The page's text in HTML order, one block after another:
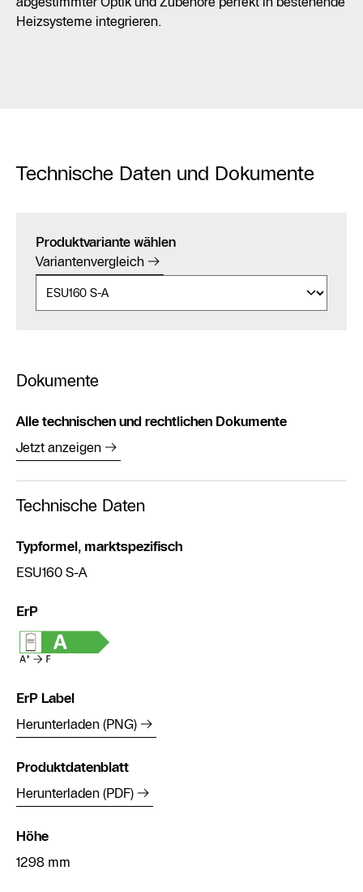
Heizsysteme integrieren.
Technische Daten und Dokumente
Produktvariante wählen
Variantenvergleich
Dokumente
Alle technischen und rechtlichen Dokumente
Jetzt anzeigen
Technische Daten
Typformel, marktspezifisch
ESU160 S-A
ErP
ErP Label
Herunterladen (PNG)
Produktdatenblatt
Herunterladen (PDF)
Höhe
1298 mm